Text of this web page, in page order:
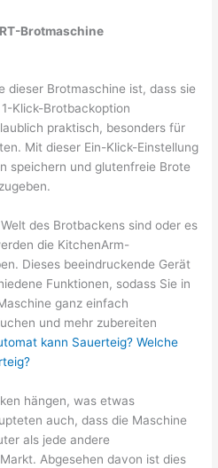
Brotmaschine
dieser Brotmaschine ist, dass sie
Klick-Brotbackoption
praktisch, besonders für
Mit dieser Ein-Klick-Einstellung
speichern und glutenfreie Brote
des Brotbackens sind oder es
die KitchenArm-
Dieses beeindruckende Gerät
Funktionen, sodass Sie in
ganz einfach
und mehr zubereiten
kann Sauerteig? Welche
hängen, was etwas
auch, dass die Maschine
als jede andere
Abgesehen davon ist dies